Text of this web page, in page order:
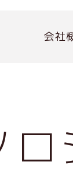
Main
会社
ロ